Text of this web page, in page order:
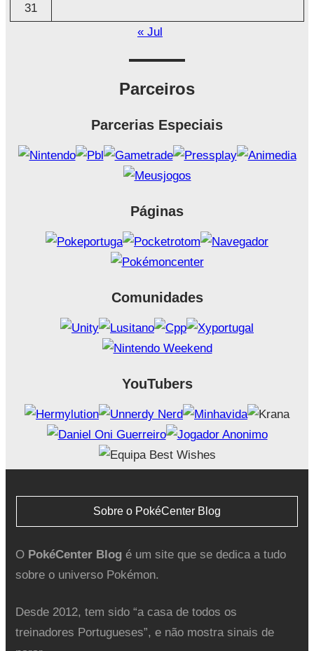
31
« Jul
Parceiros
Parcerias Especiais
Páginas
Comunidades
YouTubers
Sobre o PokéCenter Blog
O PokéCenter Blogé um site que se dedica a tudo
sobre o universo Pokémon.
Desde 2012, tem sido “a casa de todos os
treinadores Portugueses”, e não mostra sinais de